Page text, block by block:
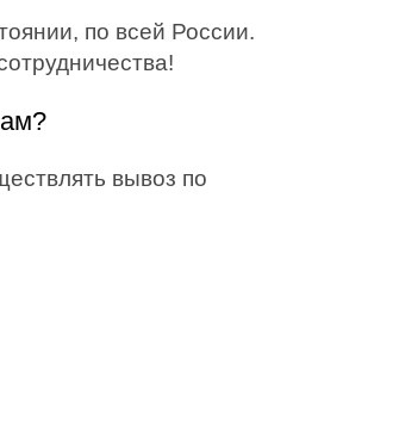
по всей России.
вывоз по